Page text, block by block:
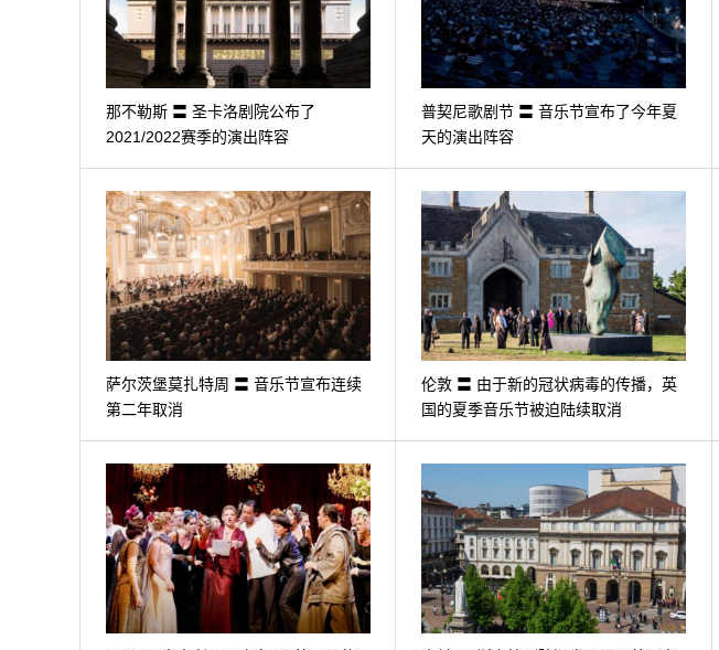
那不勒斯 〓 圣卡洛剧院公布了
2021/2022赛季的演出阵容
普契尼歌剧节 〓 音乐节宣布了今年夏
天的演出阵容
萨尔茨堡莫扎特周 〓 音乐节宣布连续
第二年取消
伦敦 〓 由于新的冠状病毒的传播，英
国的夏季音乐节被迫陆续取消